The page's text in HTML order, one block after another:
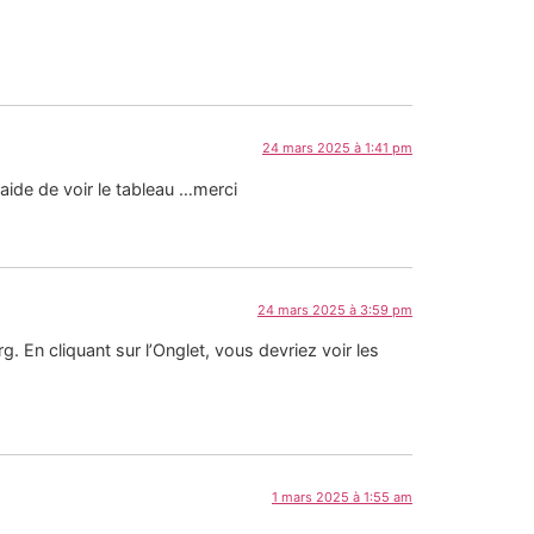
24 mars 2025 à 1:41 pm
de voir le tableau …merci
24 mars 2025 à 3:59 pm
En cliquant sur l’Onglet, vous devriez voir les
1 mars 2025 à 1:55 am